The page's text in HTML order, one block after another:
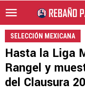
SELECCIÓN MEXICANA
Hasta la Liga
Rangel y
del Clausura